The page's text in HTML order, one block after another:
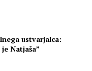
ustvarjalca:
Natjaša”